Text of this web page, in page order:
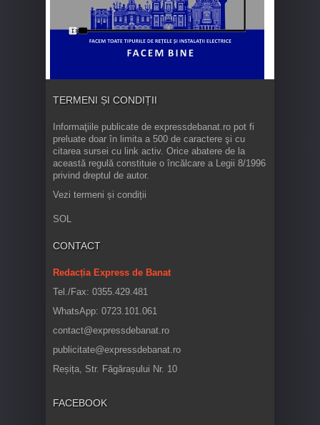
TERMENI ȘI CONDIȚII
Informaţiile publicate de expressdebanat.ro pot fi
preluate doar în limita a 500 de caractere şi cu
citarea sursei cu link activ. Orice abatere de la
această regulă constituie o încălcare a Legii 8/1996
privind dreptul de autor.
Vezi termeni și condiții
SOL
CONTACT
Redacția Express de Banat
Tel./Fax: 0355.429.481
WhatsApp: 0723.101.061
contact@expressdebanat.ro
publicitate@expressdebanat.ro
Reșița, Str. Făgărașului Nr. 10
FACEBOOK